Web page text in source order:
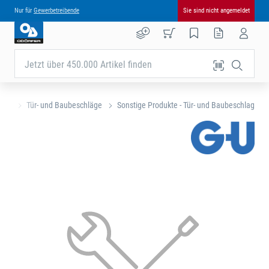
Nur für Gewerbetreibende Sie sind nicht angemeldet
Jetzt über 450.000 Artikel finden
Tür- und Baubeschläge Sonstige Produkte - Tür- und Baubeschlag